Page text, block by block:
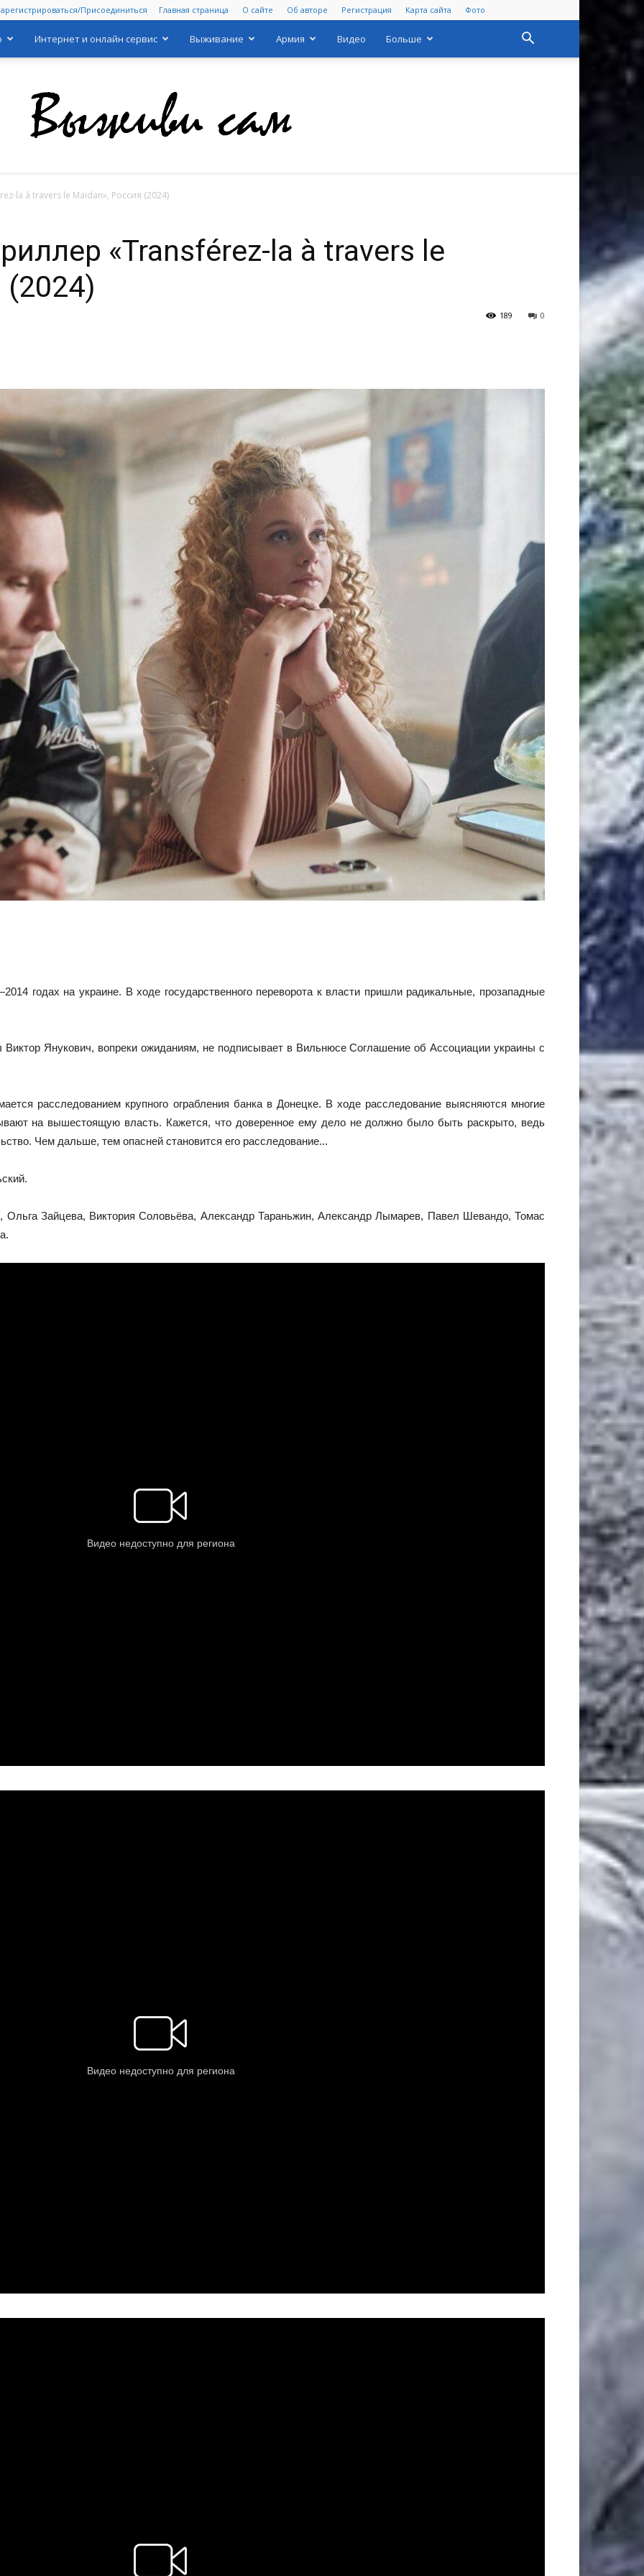
Присоединиться Главная страница О сайте Об авторе Регистрация Карта сайта Фото
Интернет и онлайн сервис Выживание Армия Видео Больше
la à travers le Maïdan», Россия (2024)
«Transférez-la à travers le
(2024)
0
189
годах на украине. В ходе государственного переворота к власти пришли радикальные, прозападные
Виктор Янукович, вопреки ожиданиям, не подписывает в Вильнюсе Соглашение об Ассоциации украины с
расследованием крупного ограбления банка в Донецке. В ходе расследование выясняются многие
на вышестоящую власть. Кажется, что доверенное ему дело не должно было быть раскрыто, ведь
Чем дальше, тем опасней становится его расследование...
Зайцева, Виктория Соловьёва, Александр Тараньжин, Александр Лымарев, Павел Шевандо, Томас